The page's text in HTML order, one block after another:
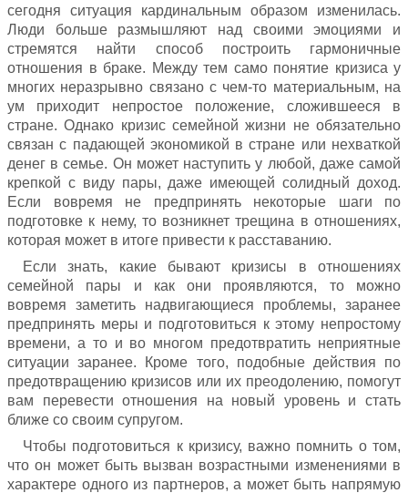
сегодня ситуация кардинальным образом изменилась.
Люди больше размышляют над своими эмоциями и
стремятся найти способ построить гармоничные
отношения в браке. Между тем само понятие кризиса у
многих неразрывно связано с чем-то материальным, на
ум приходит непростое положение, сложившееся в
стране. Однако кризис семейной жизни не обязательно
связан с падающей экономикой в стране или нехваткой
денег в семье. Он может наступить у любой, даже самой
крепкой с виду пары, даже имеющей солидный доход.
Если вовремя не предпринять некоторые шаги по
подготовке к нему, то возникнет трещина в отношениях,
которая может в итоге привести к расставанию.
Если знать, какие бывают кризисы в отношениях
семейной пары и как они проявляются, то можно
вовремя заметить надвигающиеся проблемы, заранее
предпринять меры и подготовиться к этому непростому
времени, а то и во многом предотвратить неприятные
ситуации заранее. Кроме того, подобные действия по
предотвращению кризисов или их преодолению, помогут
вам перевести отношения на новый уровень и стать
ближе со своим супругом.
Чтобы подготовиться к кризису, важно помнить о том,
что он может быть вызван возрастными изменениями в
характере одного из партнеров, а может быть напрямую